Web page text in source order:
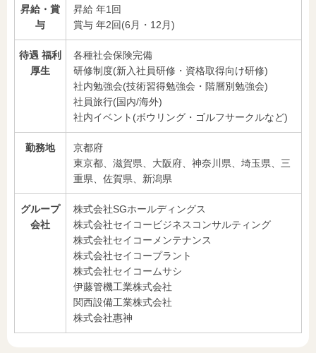
昇給・賞
与
昇給 年1回
賞与 年2回(6月・12月)
待遇 福利
厚生
各種社会保険完備
研修制度(新入社員研修・資格取得向け研修)
社内勉強会(技術習得勉強会・階層別勉強会)
社員旅行(国内/海外)
社内イベント(ボウリング・ゴルフサークルなど)
勤務地
京都府
東京都、滋賀県、大阪府、神奈川県、埼玉県、三
重県、佐賀県、新潟県
グループ
会社
株式会社SGホールディングス
株式会社セイコービジネスコンサルティング
株式会社セイコーメンテナンス
株式会社セイコープラント
株式会社セイコームサシ
伊藤管機工業株式会社
関西設備工業株式会社
株式会社惠神